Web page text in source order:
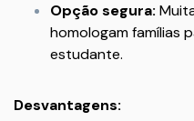
Opção segura:
homologam famílias
estudante.
Desvantagens: